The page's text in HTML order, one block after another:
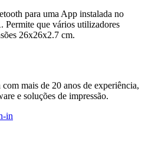
para uma App instalada no
que vários utilizadores
26x26x2.7 cm.
mais de 20 anos de experiência,
e soluções de impressão.
in